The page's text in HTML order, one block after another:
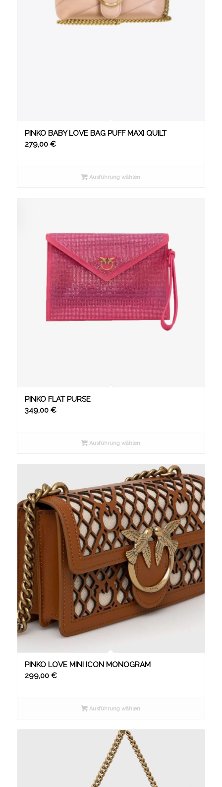
PINKO BABY LOVE BAG PUFF MAXI QUILT
279,00 €
Ausführung wählen
PINKO FLAT PURSE
349,00 €
Ausführung wählen
PINKO LOVE MINI ICON MONOGRAM
299,00 €
Ausführung wählen